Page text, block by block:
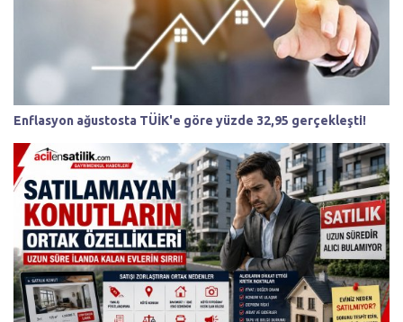
Enflasyon ağustosta TÜİK'e göre yüzde 32,95 gerçekleşti!